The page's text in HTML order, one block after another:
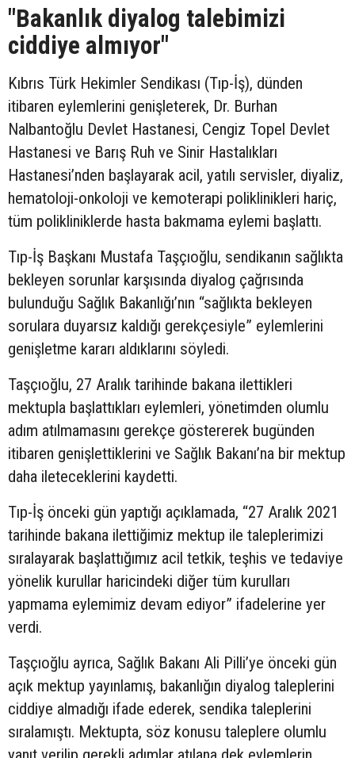
"Bakanlık diyalog talebimizi
ciddiye almıyor"
Kıbrıs Türk Hekimler Sendikası (Tıp-İş), dünden
itibaren eylemlerini genişleterek, Dr. Burhan
Nalbantoğlu Devlet Hastanesi, Cengiz Topel Devlet
Hastanesi ve Barış Ruh ve Sinir Hastalıkları
Hastanesi’nden başlayarak acil, yatılı servisler, diyaliz,
hematoloji-onkoloji ve kemoterapi poliklinikleri hariç,
tüm polikliniklerde hasta bakmama eylemi başlattı.
Tıp-İş Başkanı Mustafa Taşçıoğlu, sendikanın sağlıkta
bekleyen sorunlar karşısında diyalog çağrısında
bulunduğu Sağlık Bakanlığı’nın “sağlıkta bekleyen
sorulara duyarsız kaldığı gerekçesiyle” eylemlerini
genişletme kararı aldıklarını söyledi.
Taşçıoğlu, 27 Aralık tarihinde bakana ilettikleri
mektupla başlattıkları eylemleri, yönetimden olumlu
adım atılmamasını gerekçe göstererek bugünden
itibaren genişlettiklerini ve Sağlık Bakanı’na bir mektup
daha ileteceklerini kaydetti.
Tıp-İş önceki gün yaptığı açıklamada, “27 Aralık 2021
tarihinde bakana ilettiğimiz mektup ile taleplerimizi
sıralayarak başlattığımız acil tetkik, teşhis ve tedaviye
yönelik kurullar haricindeki diğer tüm kurulları
yapmama eylemimiz devam ediyor” ifadelerine yer
verdi.
Taşçıoğlu ayrıca, Sağlık Bakanı Ali Pilli’ye önceki gün
açık mektup yayınlamış, bakanlığın diyalog taleplerini
ciddiye almadığı ifade ederek, sendika taleplerini
sıralamıştı. Mektupta, söz konusu taleplere olumlu